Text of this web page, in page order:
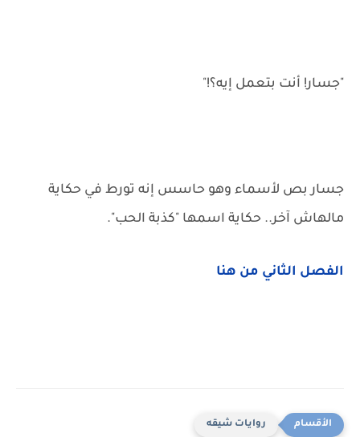
"جسار! أنت بتعمل إيه؟!"
جسار بص لأسماء وهو حاسس إنه تورط في حكاية
مالهاش آخر.. حكاية اسمها "كذبة الحب".
الفصل الثاني من هنا
روايات شيقه